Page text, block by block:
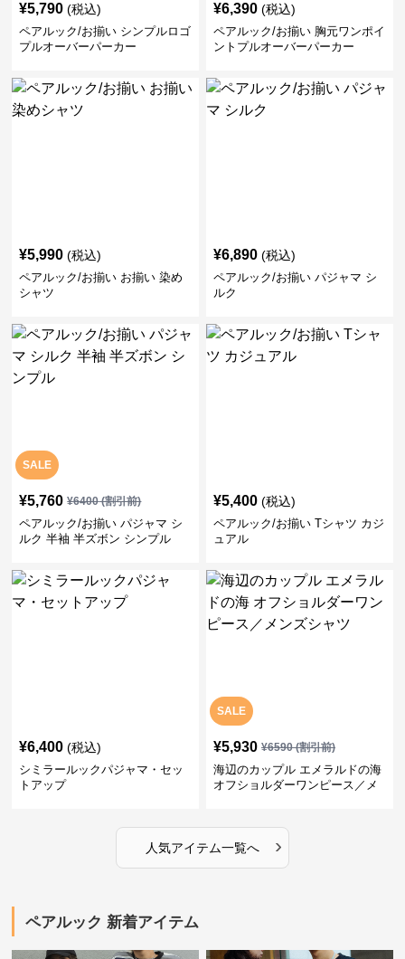
¥5,790 (税込)
ペアルック/お揃い シンプルロゴ
プルオーバーパーカー
¥6,390 (税込)
ペアルック/お揃い 胸元ワンポイ
ントプルオーバーパーカー
¥5,990 (税込)
ペアルック/お揃い お揃い 染め
シャツ
¥6,890 (税込)
ペアルック/お揃い パジャマ シ
ルク
SALE
¥5,760 ¥6400(割引前)
ペアルック/お揃い パジャマ シ
ルク 半袖 半ズボン シンプル
¥5,400 (税込)
ペアルック/お揃い Tシャツ カジ
ュアル
¥6,400 (税込)
シミラールックパジャマ・セッ
トアップ
SALE
¥5,930 ¥6590(割引前)
海辺のカップル エメラルドの海
オフショルダーワンピース／メ
人気アイテム一覧へ ›
ペアルック 新着アイテム